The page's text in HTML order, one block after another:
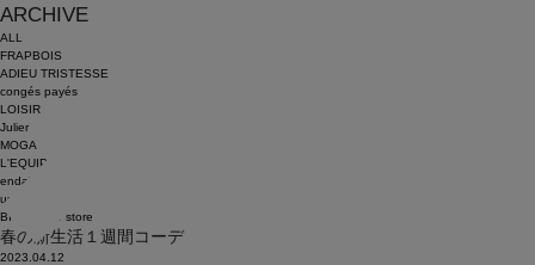
ARCHIVE
ALL
FRAPBOIS
ADIEU TRISTESSE
congés payés
LOISIR
Julier
MOGA
L'EQUIPE
endalence
unbilanc
BIGI online store
春の新生活１週間コーデ
2023.04.12